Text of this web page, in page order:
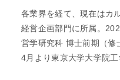
各業界を経て、現在はカ
経営企画部門に所属。
営学研究科 博士前期（修
4月より東京大学大学院